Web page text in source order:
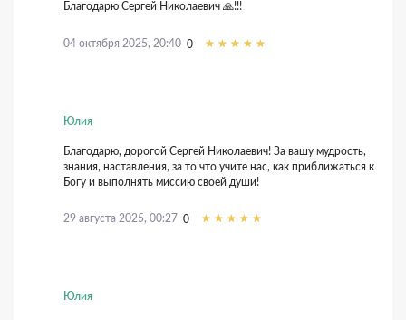
Благодарю Сергей Николаевич 🙏!!!
04 октября 2025, 20:40 0
Юлия
Благодарю, дорогой Сергей Николаевич! За вашу мудрость,
знания, наставления, за то что учите нас, как приближаться к
Богу и выполнять миссию своей души!
29 августа 2025, 00:27 0
Юлия